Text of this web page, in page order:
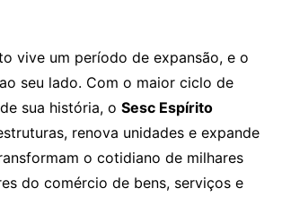
vive um período de expansão, e o
seu lado. Com o maior ciclo de
sua história, o Sesc Espírito
renova unidades e expande
o cotidiano de milhares
do comércio de bens, serviços e